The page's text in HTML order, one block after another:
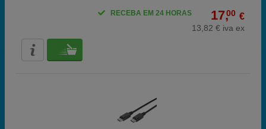
17,00 €
13,82 € iva ex
RECEBA EM 24 HORAS